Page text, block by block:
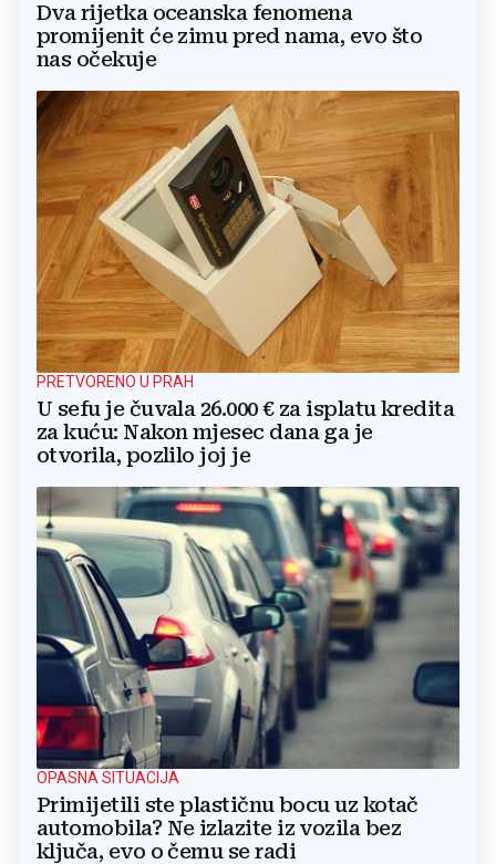
Dva rijetka oceanska fenomena
promijenit će zimu pred nama, evo što
nas očekuje
PRETVORENO U PRAH
U sefu je čuvala 26.000 € za isplatu kredita
za kuću: Nakon mjesec dana ga je
otvorila, pozlilo joj je
OPASNA SITUACIJA
Primijetili ste plastičnu bocu uz kotač
automobila? Ne izlazite iz vozila bez
ključa, evo o čemu se radi